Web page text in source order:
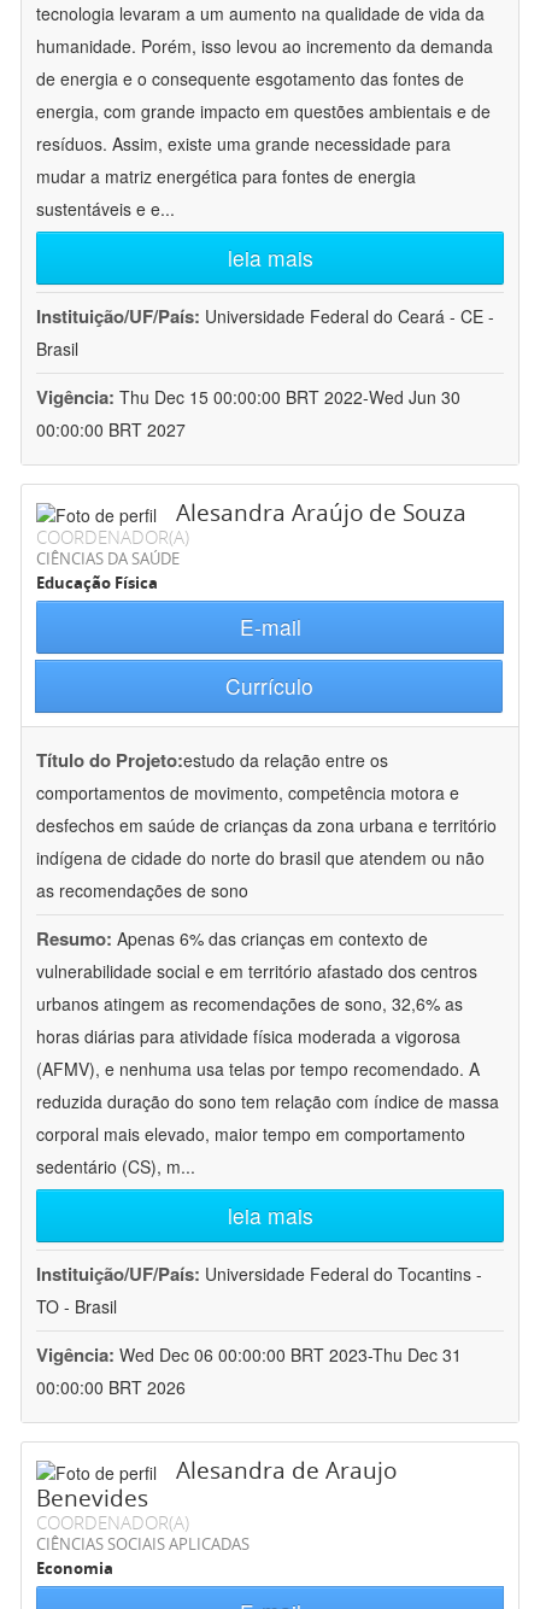
tecnologia levaram a um aumento na qualidade de vida da
humanidade. Porém, isso levou ao incremento da demanda
de energia e o consequente esgotamento das fontes de
energia, com grande impacto em questões ambientais e de
resíduos. Assim, existe uma grande necessidade para
mudar a matriz energética para fontes de energia
sustentáveis e e...
leia mais
Instituição/UF/País: Universidade Federal do Ceará - CE -
Brasil
Vigência: Thu Dec 15 00:00:00 BRT 2022-Wed Jun 30
00:00:00 BRT 2027
Alesandra Araújo de Souza
COORDENADOR(A)
CIÊNCIAS DA SAÚDE
Educação Física
E-mail
Currículo
Título do Projeto:estudo da relação entre os
comportamentos de movimento, competência motora e
desfechos em saúde de crianças da zona urbana e território
indígena de cidade do norte do brasil que atendem ou não
as recomendações de sono
Resumo: Apenas 6% das crianças em contexto de
vulnerabilidade social e em território afastado dos centros
urbanos atingem as recomendações de sono, 32,6% as
horas diárias para atividade física moderada a vigorosa
(AFMV), e nenhuma usa telas por tempo recomendado. A
reduzida duração do sono tem relação com índice de massa
corporal mais elevado, maior tempo em comportamento
sedentário (CS), m...
leia mais
Instituição/UF/País: Universidade Federal do Tocantins -
TO - Brasil
Vigência: Wed Dec 06 00:00:00 BRT 2023-Thu Dec 31
00:00:00 BRT 2026
Alesandra de Araujo
Benevides
COORDENADOR(A)
CIÊNCIAS SOCIAIS APLICADAS
Economia